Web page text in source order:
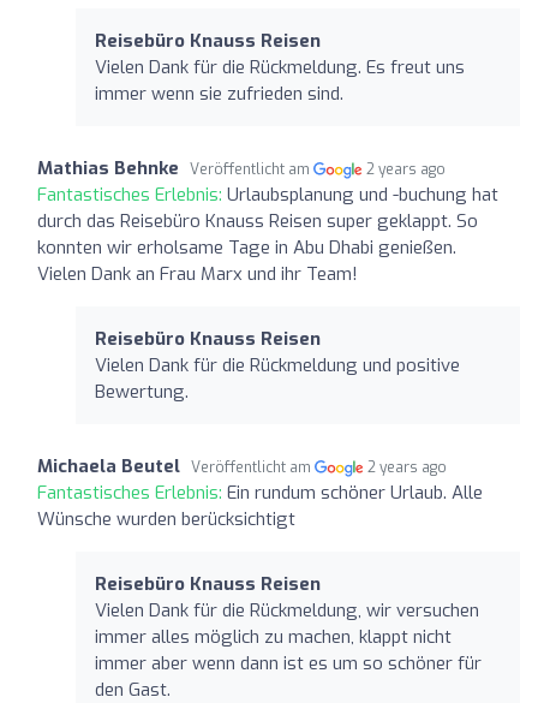
Reisebüro Knauss Reisen
Vielen Dank für die Rückmeldung. Es freut uns
immer wenn sie zufrieden sind.
Mathias Behnke Veröffentlicht am 2 years ago
Fantastisches Erlebnis: Urlaubsplanung und -buchung hat
durch das Reisebüro Knauss Reisen super geklappt. So
konnten wir erholsame Tage in Abu Dhabi genießen.
Vielen Dank an Frau Marx und ihr Team!
Reisebüro Knauss Reisen
Vielen Dank für die Rückmeldung und positive
Bewertung.
Michaela Beutel Veröffentlicht am 2 years ago
Fantastisches Erlebnis: Ein rundum schöner Urlaub. Alle
Wünsche wurden berücksichtigt
Reisebüro Knauss Reisen
Vielen Dank für die Rückmeldung, wir versuchen
immer alles möglich zu machen, klappt nicht
immer aber wenn dann ist es um so schöner für
den Gast.